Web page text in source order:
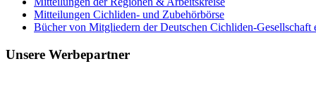
Mitteilungen Cichliden- und Zubehörbörse
Bücher von Mitgliedern der Deutschen Cichliden-Gesellschaft
Unsere Werbepartner